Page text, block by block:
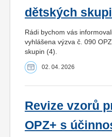
dětských
Rádi bychom vás
vyhlášena výzva č. 090
skupin (4).
02. 04. 2026
Revize vzorů
OPZ+ s